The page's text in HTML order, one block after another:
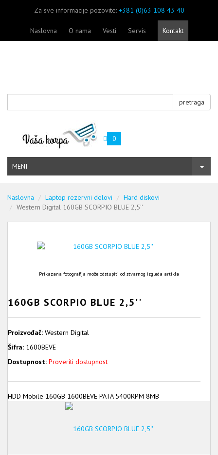
Za sve informacije pozovite: +381 (0)63 108 43 40
Naslovna O nama Vesti Servis Kontakt
pretraga
0
MENI
Naslovna Laptop rezervni delovi
Hard diskovi
Western Digital 160GB SCORPIO BLUE 2,5''
Prikazana fotografija može odstupiti od stvarnog izgleda artikla
160GB SCORPIO BLUE 2,5''
Proizvođač: Western Digital
Šifra: 1600BEVE
Dostupnost: Proveriti dostupnost
HDD Mobile 160GB 1600BEVE PATA 5400RPM 8MB